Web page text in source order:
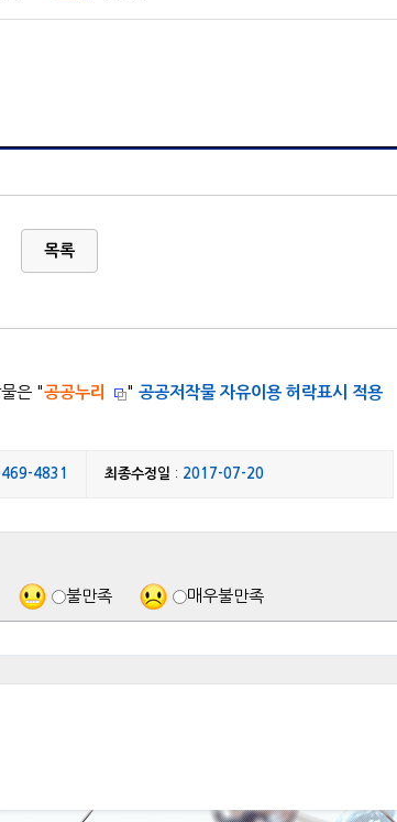
목록
은 "공공누리 " 공공저작물 자유이용 허락표시 적용
4831 최종수정일 : 2017-07-20
불만족 매우불만족